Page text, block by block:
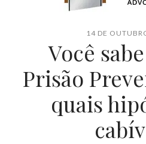
14 DE
Você
Prisão
quais